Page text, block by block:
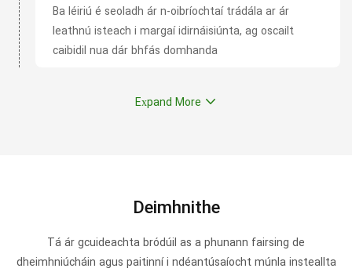
Ba léiriú é seoladh ár n-oibríochtaí trádála ar ár
leathnú isteach i margaí idirnáisiúnta, ag oscailt
caibidil nua dár bhfás domhanda
Expand More
Deimhnithe
Tá ár gcuideachta bródúil as a phunann fairsing de
dheimhniúcháin agus paitinní i ndéantúsaíocht múnla insteallta